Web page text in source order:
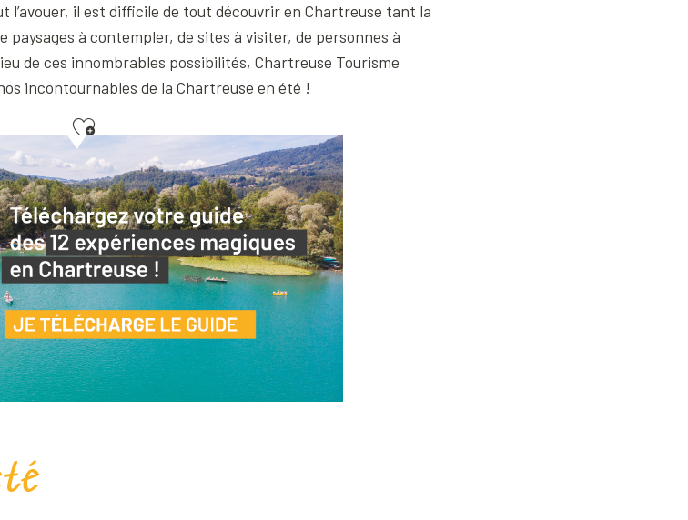
l’avouer, il est difficile de tout découvrir en Chartreuse tant la
paysages à contempler, de sites à visiter, de personnes à
de ces innombrables possibilités, Chartreuse Tourisme
incontournables de la Chartreuse en été !
Ajouter aux favoris